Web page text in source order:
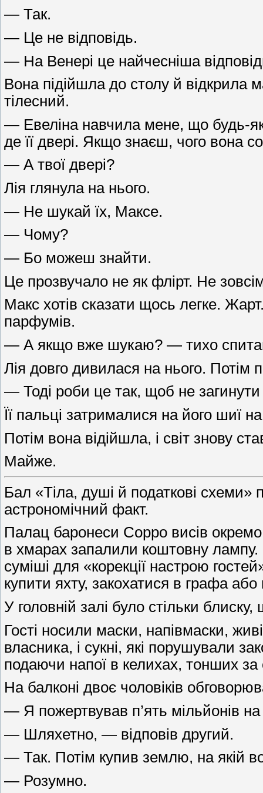
— Так.
— Це не відповідь.
— На Венері це найчесніша
Вона підійшла до столу й відкрила
тілесний.
— Евеліна навчила мене, що будь-
де її двері. Якщо знаєш, чого вона
— А твої двері?
Лія глянула на нього.
— Не шукай їх, Максе.
— Чому?
— Бо можеш знайти.
Це прозвучало не як флірт. Не
Макс хотів сказати щось легке.
парфумів.
— А якщо вже шукаю? — тихо
Лія довго дивилася на нього. Потім
— Тоді роби це так, щоб не
Її пальці затрималися на його шиї
Потім вона відійшла, і світ знову
Майже.
Бал «Тіла, душі й податкові
астрономічний факт.
Палац баронеси Сорро висів окремо
в хмарах запалили коштовну
суміші для «корекції настрою
купити яхту, закохатися в графа
У головній залі було стільки
Гості носили маски, напівмаски,
власника, і сукні, які порушували
подаючи напої в келихах, тонших за
На балконі двоє чоловіків
— Я пожертвував п’ять мільйонів
— Шляхетно, — відповів другий.
— Так. Потім купив землю, на якій
— Розумно.